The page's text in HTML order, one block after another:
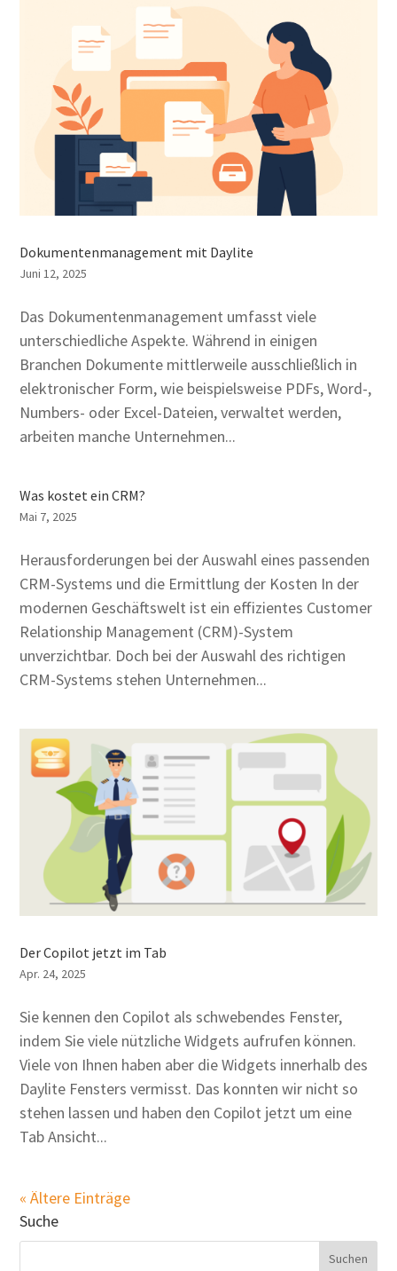
Dokumentenmanagement mit Daylite
Juni 12, 2025
Das Dokumentenmanagement umfasst viele
unterschiedliche Aspekte. Während in einigen
Branchen Dokumente mittlerweile ausschließlich in
elektronischer Form, wie beispielsweise PDFs, Word-,
Numbers- oder Excel-Dateien, verwaltet werden,
arbeiten manche Unternehmen...
Was kostet ein CRM?
Mai 7, 2025
Herausforderungen bei der Auswahl eines passenden
CRM-Systems und die Ermittlung der Kosten In der
modernen Geschäftswelt ist ein effizientes Customer
Relationship Management (CRM)-System
unverzichtbar. Doch bei der Auswahl des richtigen
CRM-Systems stehen Unternehmen...
Der Copilot jetzt im Tab
Apr. 24, 2025
Sie kennen den Copilot als schwebendes Fenster,
indem Sie viele nützliche Widgets aufrufen können.
Viele von Ihnen haben aber die Widgets innerhalb des
Daylite Fensters vermisst. Das konnten wir nicht so
stehen lassen und haben den Copilot jetzt um eine
Tab Ansicht...
« Ältere Einträge
Suche